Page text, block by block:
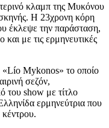
κλαμπ της Μυκόνου
Η 23χρονη κόρη
έκλεψε την παράσταση,
με τις ερμηνευτικές
«Lío Mykonos» το οποίο
σεζόν,
του show με τίτλο
ερμηνεύτρια που